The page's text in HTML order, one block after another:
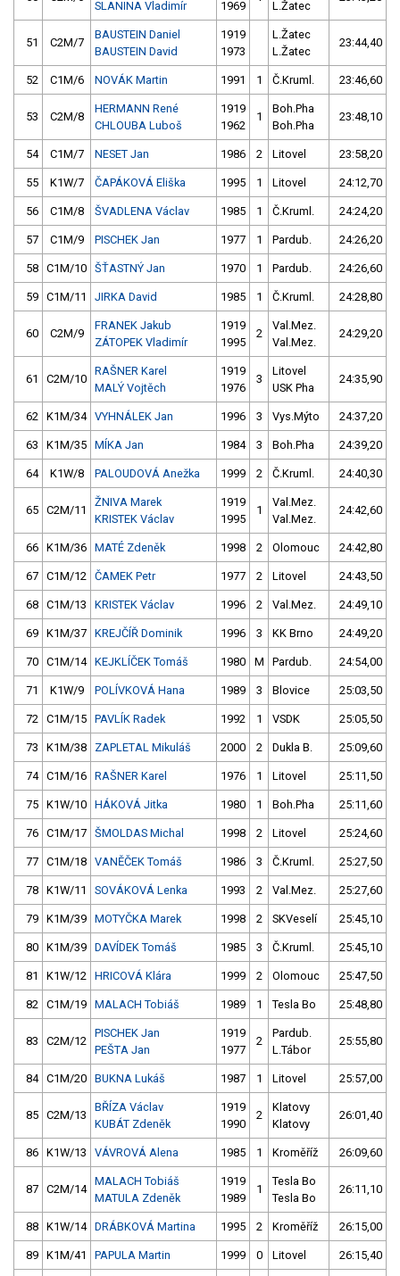
SLANINA Vladimír 1969 L.Žatec
51 C2M/7
BAUSTEIN Daniel
BAUSTEIN David
1919
1973
L.Žatec
L.Žatec
23:44,40
52 C1M/6 NOVÁK Martin 1991 1 Č.Kruml. 23:46,60
53 C2M/8
HERMANN René
CHLOUBA Luboš
1919
1962
1
Boh.Pha
Boh.Pha
23:48,10
54 C1M/7 NESET Jan 1986 2 Litovel 23:58,20
55 K1W/7 ČAPÁKOVÁ Eliška 1995 1 Litovel 24:12,70
56 C1M/8 ŠVADLENA Václav 1985 1 Č.Kruml. 24:24,20
57 C1M/9 PISCHEK Jan 1977 1 Pardub. 24:26,20
58 C1M/10 ŠŤASTNÝ Jan 1970 1 Pardub. 24:26,60
59 C1M/11 JIRKA David 1985 1 Č.Kruml. 24:28,80
60 C2M/9
FRANEK Jakub
ZÁTOPEK Vladimír
1919
1995
2
Val.Mez.
Val.Mez.
24:29,20
61 C2M/10
RAŠNER Karel
MALÝ Vojtěch
1919
1976
3
Litovel
USK Pha
24:35,90
62 K1M/34 VYHNÁLEK Jan 1996 3 Vys.Mýto 24:37,20
63 K1M/35 MÍKA Jan 1984 3 Boh.Pha 24:39,20
64 K1W/8 PALOUDOVÁ Anežka 1999 2 Č.Kruml. 24:40,30
65 C2M/11
ŽNIVA Marek
KRISTEK Václav
1919
1995
1
Val.Mez.
Val.Mez.
24:42,60
66 K1M/36 MATÉ Zdeněk 1998 2 Olomouc 24:42,80
67 C1M/12 ČAMEK Petr 1977 2 Litovel 24:43,50
68 C1M/13 KRISTEK Václav 1996 2 Val.Mez. 24:49,10
69 K1M/37 KREJČÍŘ Dominik 1996 3 KK Brno 24:49,20
70 C1M/14 KEJKLÍČEK Tomáš 1980 M Pardub. 24:54,00
71 K1W/9 POLÍVKOVÁ Hana 1989 3 Blovice 25:03,50
72 C1M/15 PAVLÍK Radek 1992 1 VSDK 25:05,50
73 K1M/38 ZAPLETAL Mikuláš 2000 2 Dukla B. 25:09,60
74 C1M/16 RAŠNER Karel 1976 1 Litovel 25:11,50
75 K1W/10 HÁKOVÁ Jitka 1980 1 Boh.Pha 25:11,60
76 C1M/17 ŠMOLDAS Michal 1998 2 Litovel 25:24,60
77 C1M/18 VANĚČEK Tomáš 1986 3 Č.Kruml. 25:27,50
78 K1W/11 SOVÁKOVÁ Lenka 1993 2 Val.Mez. 25:27,60
79 K1M/39 MOTYČKA Marek 1998 2 SKVeselí 25:45,10
80 K1M/39 DAVÍDEK Tomáš 1985 3 Č.Kruml. 25:45,10
81 K1W/12 HRICOVÁ Klára 1999 2 Olomouc 25:47,50
82 C1M/19 MALACH Tobiáš 1989 1 Tesla Bo 25:48,80
83 C2M/12
PISCHEK Jan
PEŠTA Jan
1919
1977
2
Pardub.
L.Tábor
25:55,80
84 C1M/20 BUKNA Lukáš 1987 1 Litovel 25:57,00
85 C2M/13
BŘÍZA Václav
KUBÁT Zdeněk
1919
1990
2
Klatovy
Klatovy
26:01,40
86 K1W/13 VÁVROVÁ Alena 1985 1 Kroměříž 26:09,60
87 C2M/14
MALACH Tobiáš
MATULA Zdeněk
1919
1989
1
Tesla Bo
Tesla Bo
26:11,10
88 K1W/14 DRÁBKOVÁ Martina 1995 2 Kroměříž 26:15,00
89 K1M/41 PAPULA Martin 1999 0 Litovel 26:15,40